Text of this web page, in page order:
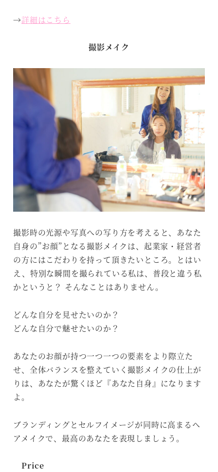
→詳細はこちら
撮影メイク
撮影時の光源や写真への写り方を考えると、あなた
自身の”お顔”となる撮影メイクは、起業家・経営者
の方にはこだわりを持って頂きたいところ。とはい
え、特別な瞬間を撮られている私は、普段と違う私
かというと？ そんなことはありません。
どんな自分を見せたいのか？
どんな自分で魅せたいのか？
あなたのお顔が持つ一つ一つの要素をより際立た
せ、全体バランスを整えていく撮影メイクの仕上が
りは、あなたが驚くほど『あなた自身』になります
よ。
ブランディングとセルフイメージが同時に高まるヘ
アメイクで、最高のあなたを表現しましょう。
Price